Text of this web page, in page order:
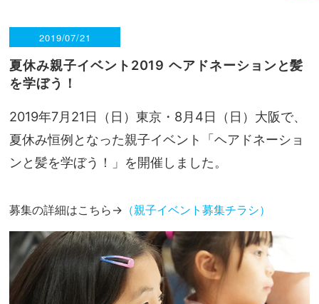
2019/07/21
夏休み親子イベント2019 ヘアドネーションと髪
を学ぼう！
2019年7月21日（日）東京・8月4日（日）大阪で、
夏休み恒例となった親子イベント「ヘアドネーショ
ンと髪を学ぼう！」を開催しました。
募集の詳細はこちら→ （親子イベント募集チラシ）